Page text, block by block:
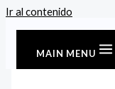
Ir al contenido
MAIN MENU